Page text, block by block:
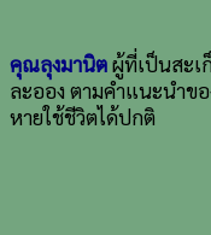
คุณลุงมานิตผู้ที่เป็นสะเ
ละออง ตามคำแนะนำข
หายใช้ชีวิตได้ปกติ